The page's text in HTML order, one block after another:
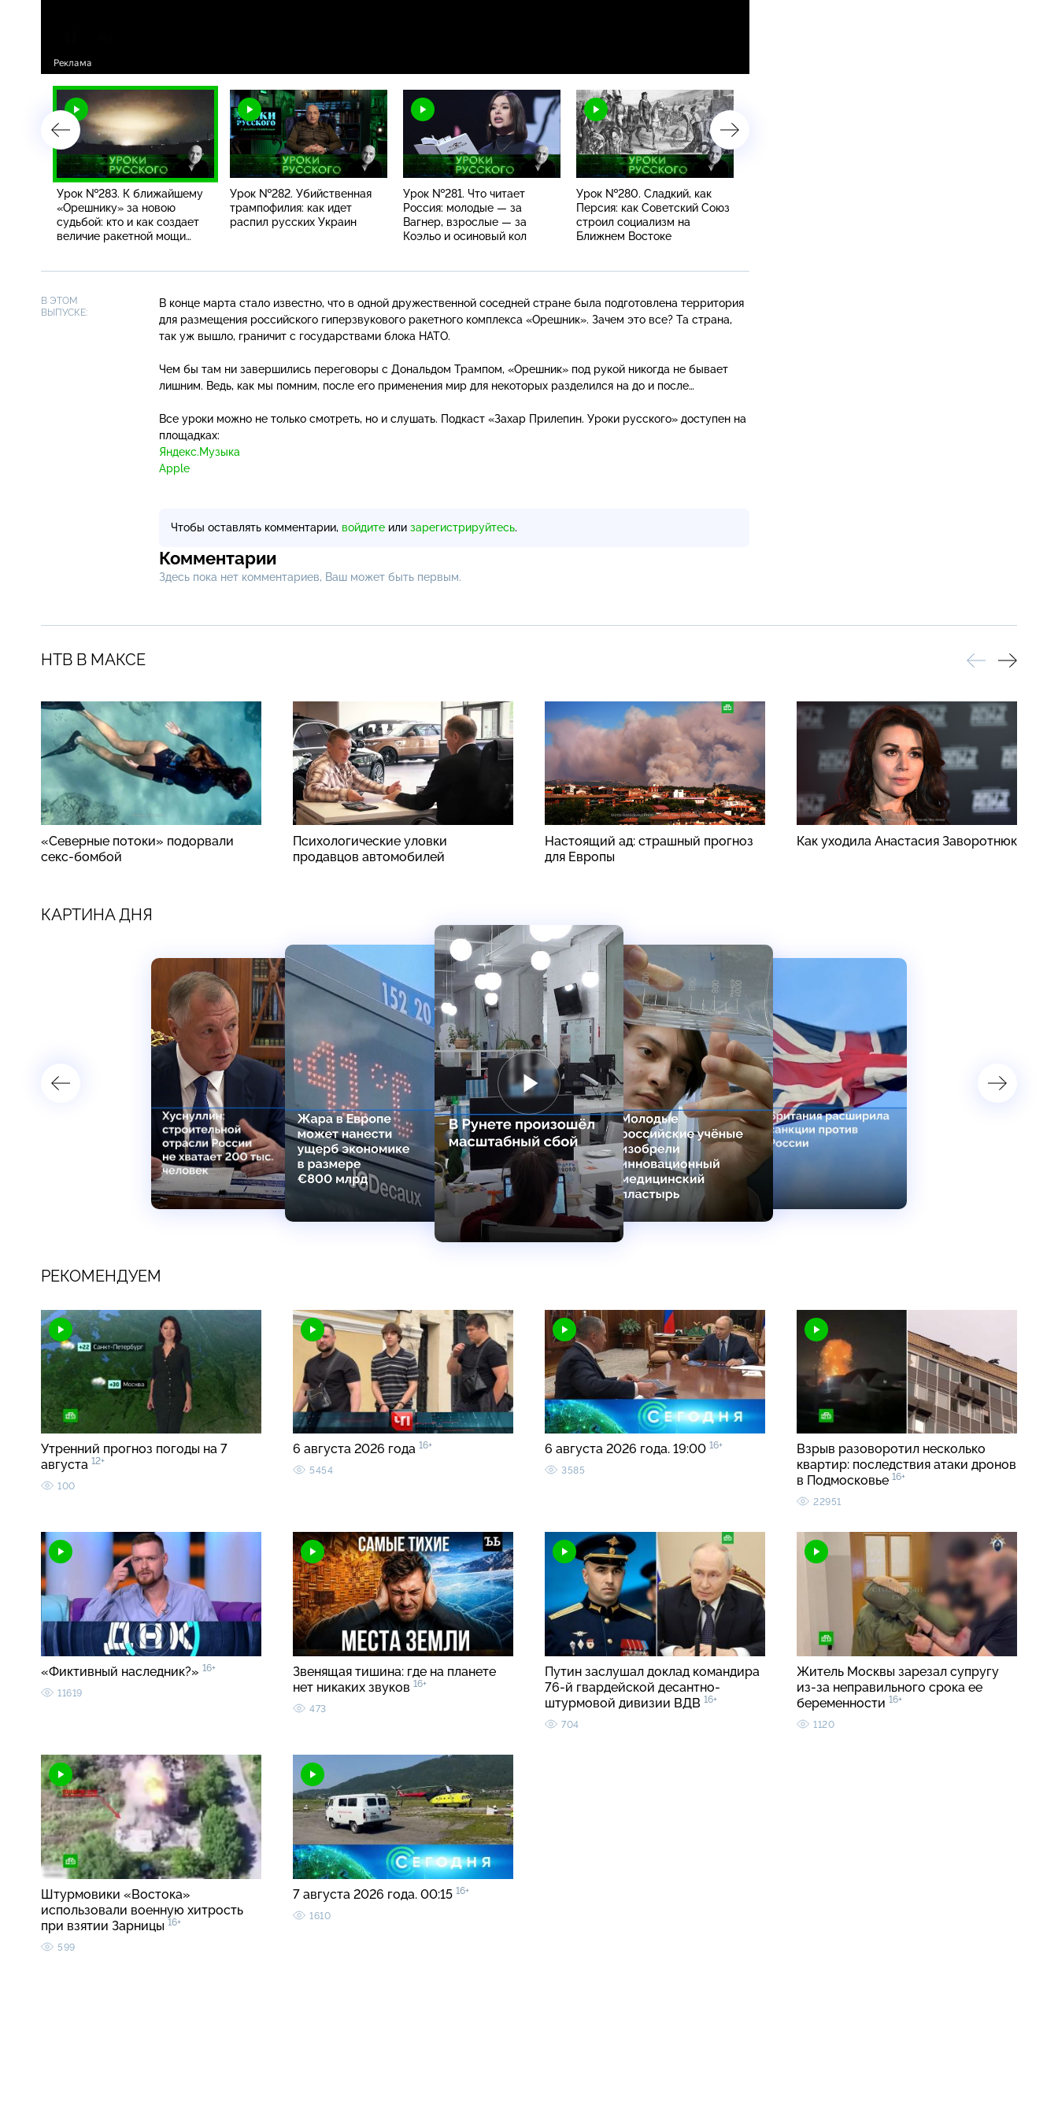
Урок №283. К ближайшему
«Орешнику» за новою
судьбой: кто и как создает
величие ракетной мощи
Урок №282. Убийственная
трампофилия: как идет
распил русских Украин
Урок №281. Что читает
Россия: молодые — за
Вагнер, взрослые — за
Коэльо и осиновый кол
Урок №280. Сладкий, как
Персия: как Советский Союз
строил социализм на
Ближнем Востоке
В ЭТОМ
ВЫПУСКЕ:
В конце марта стало известно, что в одной дружественной соседней стране была подготовлена территория
для размещения российского гиперзвукового ракетного комплекса «Орешник». Зачем это все? Та страна,
так уж вышло, граничит с государствами блока НАТО.
Чем бы там ни завершились переговоры с Дональдом Трампом, «Орешник» под рукой никогда не бывает
лишним. Ведь, как мы помним, после его применения мир для некоторых разделился на до и после…
Все уроки можно не только смотреть, но и слушать. Подкаст «Захар Прилепин. Уроки русского» доступен на
площадках:
Яндекс.Музыка
Apple
Чтобы оставлять комментарии, войдите или зарегистрируйтесь.
Комментарии
Здесь пока нет комментариев, Ваш может быть первым.
НТВ В МАКСЕ
«Северные потоки» подорвали
секс-бомбой
Психологические уловки
продавцов автомобилей
Настоящий ад: страшный прогноз
для Европы
Как уходила Анастасия Заворотнюк
КАРТИНА ДНЯ
РЕКОМЕНДУЕМ
Утренний прогноз погоды на 7
августа 12+
100
6 августа 2026 года 16+
5454
6 августа 2026 года. 19:00 16+
3585
Взрыв разоворотил несколько
квартир: последствия атаки дронов
в Подмосковье 16+
22951
«Фиктивный наследник?» 16+
11619
Звенящая тишина: где на планете
нет никаких звуков 16+
473
Путин заслушал доклад командира
76-й гвардейской десантно-
штурмовой дивизии ВДВ 16+
704
Житель Москвы зарезал супругу
из-за неправильного срока ее
беременности 16+
1120
Штурмовики «Востока»
использовали военную хитрость
при взятии Зарницы 16+
599
7 августа 2026 года. 00:15 16+
1610